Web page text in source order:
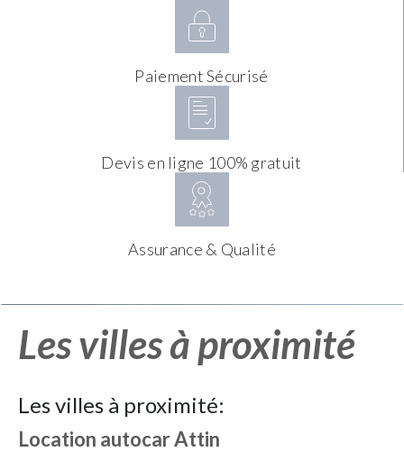
Paiement Sécurisé
Devis en ligne 100% gratuit
Assurance & Qualité
Les villes à proximité
Les villes à proximité:
Location autocarAttin